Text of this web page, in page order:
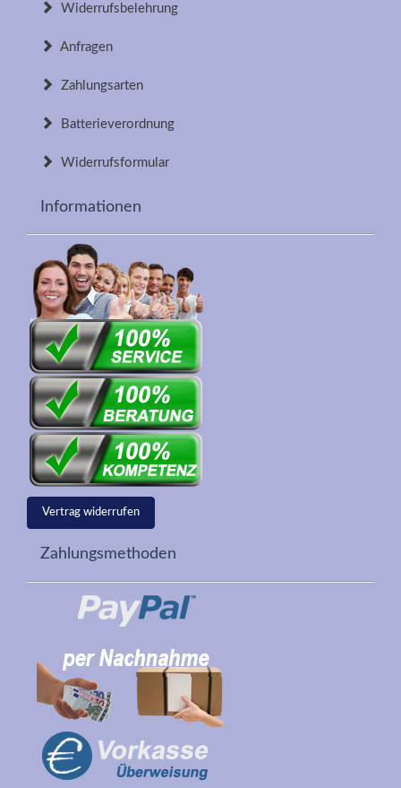
Widerrufsbelehrung
Anfragen
Zahlungsarten
Batterieverordnung
Widerrufsformular
Informationen
Vertrag widerrufen
Zahlungsmethoden